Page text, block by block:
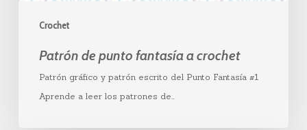
Crochet
Patrón de punto fantasía a crochet
Patrón gráfico y patrón escrito del Punto Fantasía #1
Aprende a leer los patrones de…